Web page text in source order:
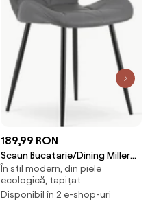
189,99 RON
Scaun Bucatarie/Dining Miller
Piele Ecologica Gri
În stil modern, din piele
ecologică, tapițat
Disponibil în 2 e-shop-uri